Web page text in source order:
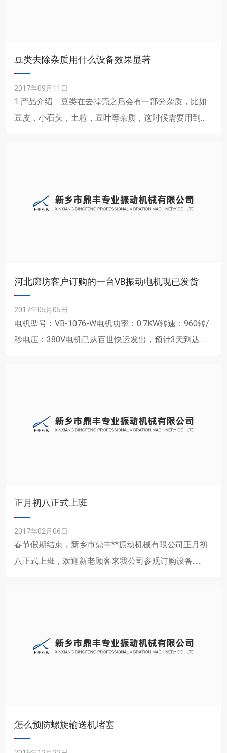
豆类去除杂质用什么设备效果显著
2017年09月11日
1.产品介绍 豆类在去掉壳之后会有一部分杂质，比如
豆皮，小石头，土粒，豆叶等杂质，这时候需要用到筛
河北廊坊客户订购的一台VB振动电机现已发货
2017年05月05日
电机型号：VB-1076-W电机功率：0.7KW转速：960转/
秒电压：380V电机已从百世快运发出，预计3天到达......
正月初八正式上班
2017年02月06日
春节假期结束，新乡市鼎丰**振动机械有限公司正月初
八正式上班，欢迎新老顾客来我公司参观订购设备......
怎么预防螺旋输送机堵塞